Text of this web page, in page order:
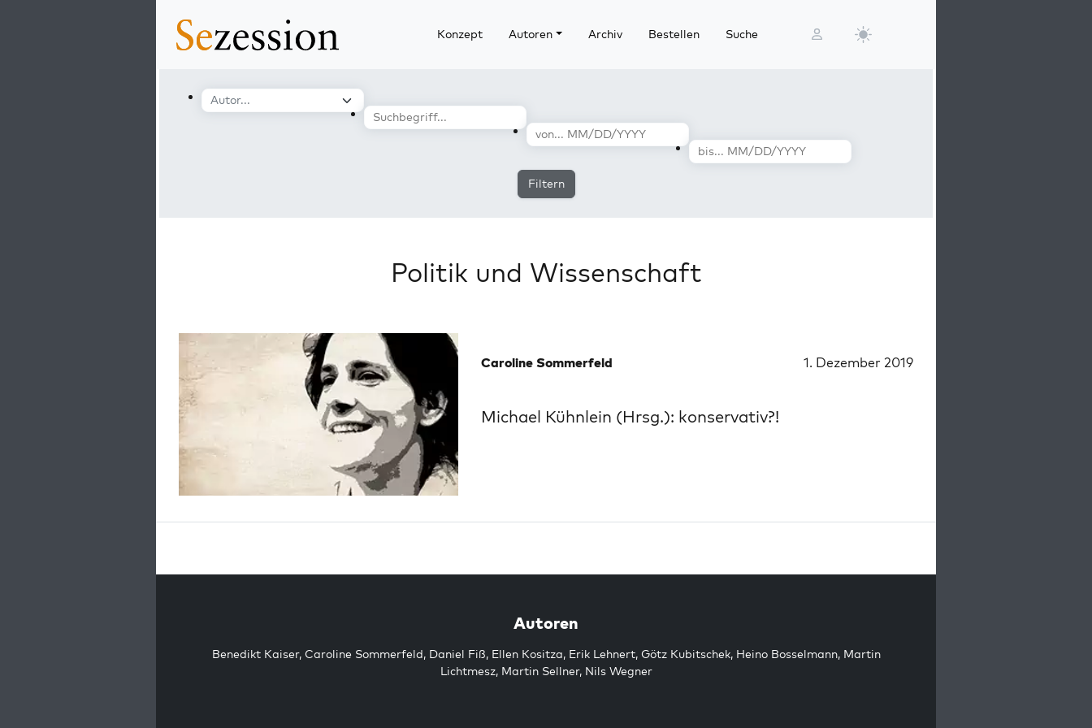
Konzept Autoren Archiv Bestellen Suche
Filtern
Politik und Wissenschaft
Caroline Sommerfeld 1. Dezember 2019
Michael Kühnlein (Hrsg.): konservativ?!
Autoren
Benedikt Kaiser, Caroline Sommerfeld, Daniel Fiß, Ellen Kositza, Erik Lehnert, Götz Kubitschek, Heino Bosselmann, Martin
Lichtmesz, Martin Sellner, Nils Wegner